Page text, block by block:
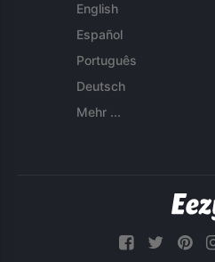
English
Español
Português
Deutsch
Mehr ...